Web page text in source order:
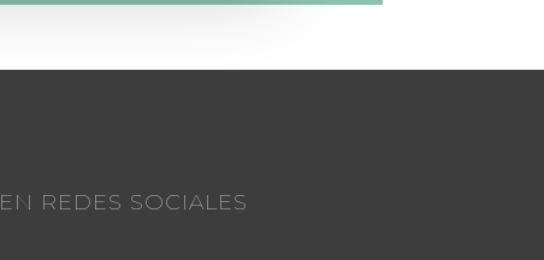
EN REDES SOCIALES